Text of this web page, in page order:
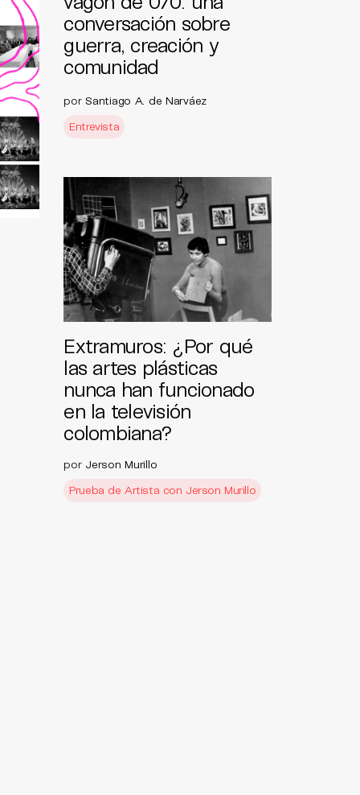
conversación sobre
guerra, creación y
comunidad
porSantiago A. de Narváez
Entrevista
Extramuros: ¿Por qué
las artes plásticas
nunca han funcionado
en la televisión
colombiana?
por Jerson Murillo
Prueba de Artista con Jerson Murillo